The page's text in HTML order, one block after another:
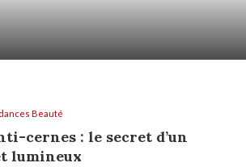
Beauté
cernes : le secret d’un
lumineux